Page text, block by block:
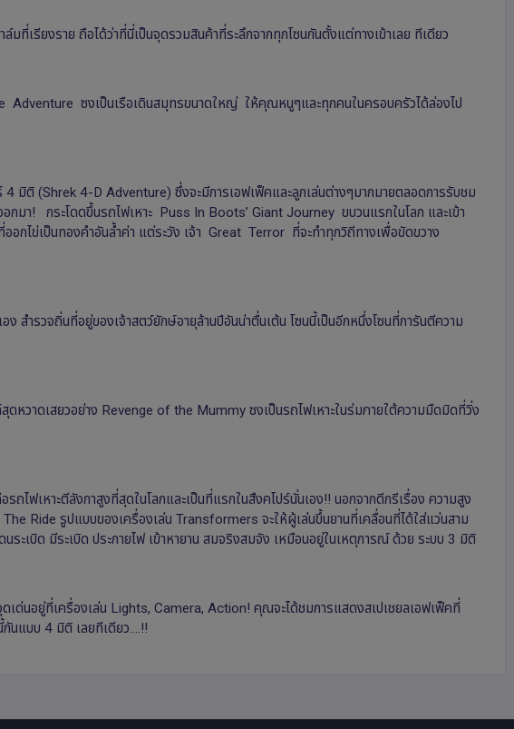
เรียงราย ถือได้ว่าที่นี่เป็นจุดรวมสินค้าที่ระลึกจากทุกโซนกันตั้งแต่ทางเข้าเลย ทีเดียว
Adventure ซงเป็นเรือเดินสมุทรขนาดใหญ่ ให้คุณหนูๆและทุกคนในครอบครัวได้ล่องไป
มิติ (Shrek 4-D Adventure) ซึ่งจะมีการเอฟเฟ็คและลูกเล่นต่างๆมากมายตลอดการรับชม
มา! กระโดดขึ้นรถไฟเหาะ Puss In Boots’ Giant Journey ขบวนแรกในโลก และเข้า
ไข่เป็นทองคําอันลํ้าค่า แต่ระวัง เจ้า Great Terror ที่จะทําทุกวิถีทางเพื่อขัดขวาง
ารวจถิ่นที่อยู่ของเจ้าสตว์ยักษ์อายุล้านปีอันน่าตื่นเต้น โซนนี้เป็นอีกหนึ่งโซนที่การันตีความ
หวาดเสยวอย่าง Revenge of the Mummy ซงเป็นรถไฟเหาะในร่มภายใต้ความมืดมิดที่วิ่ง
ฟเหาะตีลังกาสูงที่สุดในโลกและเป็นที่แรกในสืงคโปร์นั่นเอง!! นอกจากดีกรีเรื่อง ความสูง
Ride รูปแบบของเครื่องเล่น Transformers จะให้ผู้เล่นขึ้นยานที่เคลื่อนที่ได้ใส่แว่นสาม
ะเบิด มีระเบิด ประกายไฟ เข้าหายาน สมจริงสมจัง เหมือนอยู่ในเหตุการณ์ ด้วย ระบบ 3 มิติ
ด่นอยู่ที่เครื่องเล่น Lights, Camera, Action! คุณจะได้ชมการแสดงสเปเชยลเอฟเฟ็คที่
นแบบ 4 มิติ เลยทีเดียว....!!